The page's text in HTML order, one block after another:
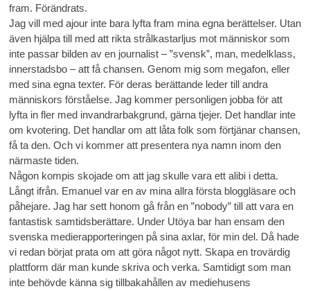
fram. Förändrats.
Jag vill med ajour inte bara lyfta fram mina egna berättelser. Utan
även hjälpa till med att rikta strålkastarljus mot människor som
inte passar bilden av en journalist – ”svensk”, man, medelklass,
innerstadsbo – att få chansen. Genom mig som megafon, eller
med sina egna texter. För deras berättande leder till andra
människors förståelse. Jag kommer personligen jobba för att
lyfta in fler med invandrarbakgrund, gärna tjejer. Det handlar inte
om kvotering. Det handlar om att låta folk som förtjänar chansen,
få ta den. Och vi kommer att presentera nya namn inom den
närmaste tiden.
Någon kompis skojade om att jag skulle vara ett alibi i detta.
Långt ifrån. Emanuel var en av mina allra första bloggläsare och
påhejare. Jag har sett honom gå från en ”nobody” till att vara en
fantastisk samtidsberättare. Under Utöya bar han ensam den
svenska medierapporteringen på sina axlar, för min del. Då hade
vi redan börjat prata om att göra något nytt. Skapa en trovärdig
plattform där man kunde skriva och verka. Samtidigt som man
inte behövde känna sig tillbakahållen av mediehusens